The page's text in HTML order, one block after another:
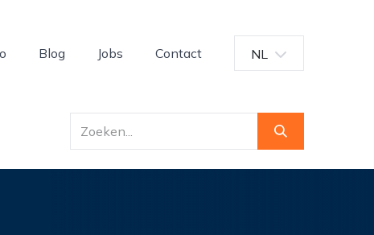
Blog Jobs Contact NL